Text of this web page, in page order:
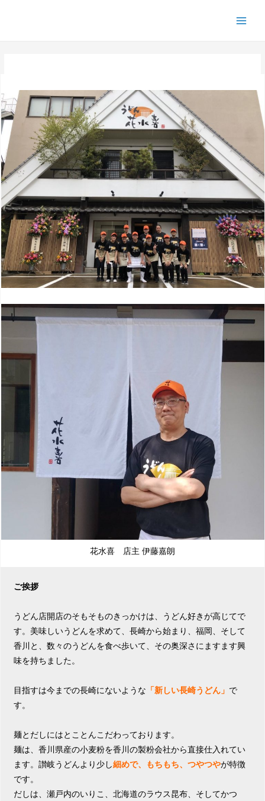
ス
キ
ッ
花水喜 店主 伊藤嘉朗
ご挨拶
うどん店開店のそもそものきっかけは、うどん好きが高じてで
す。美味しいうどんを求めて、長崎から始まり、福岡、そして
香川と、数々のうどんを食べ歩いて、その奥深さにますます興
味を持ちました。
目指すは今までの長崎にないような 「新しい長崎うどん」 で
す。
麺とだしにはとことんこだわっております。
麺は、香川県産の小麦粉を香川の製粉会社から直接仕入れてい
ます。讃岐うどんより少し細めで、もちもち、つやつやが特徴
です。
だしは、瀬戸内のいりこ、北海道のラウス昆布、そしてかつ